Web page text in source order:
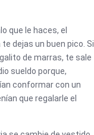
que le haces, el
dejas un buen pico. Si
de marras, te sale
sueldo porque,
conformar con un
que regalarle el